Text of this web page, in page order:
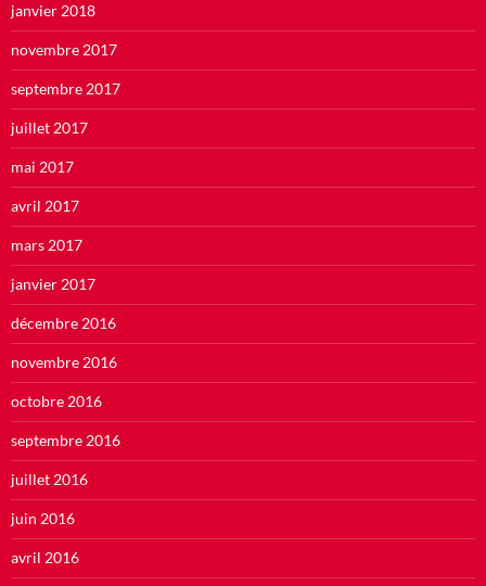
janvier 2018
novembre 2017
septembre 2017
juillet 2017
mai 2017
avril 2017
mars 2017
janvier 2017
décembre 2016
novembre 2016
octobre 2016
septembre 2016
juillet 2016
juin 2016
avril 2016